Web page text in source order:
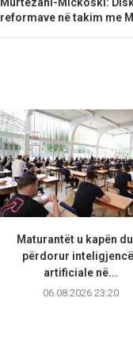
reformave në takim me
Maturantët u kapën
përdorur
artificiale në...
06.08.2026 23:20